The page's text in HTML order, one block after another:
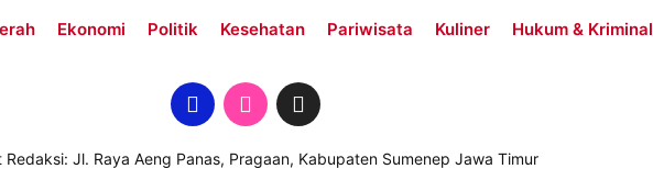
Ekonomi Politik Kesehatan Pariwisata Kuliner Hukum & Kriminal
Redaksi: Jl. Raya Aeng Panas, Pragaan, Kabupaten Sumenep Jawa Timur